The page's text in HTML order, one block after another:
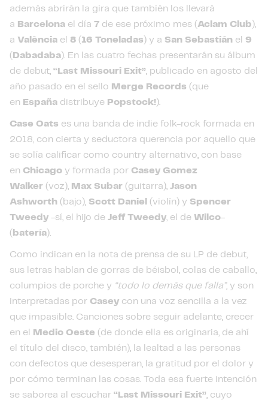
además abrirán la gira que también los llevará
a Barcelona el día 7 de ese próximo mes ( Aclam Club ),
a València el 8 ( 16 Toneladas ) y a San Sebastián el 9
( Dabadaba). En las cuatro fechas presentarán su álbum
de debut, “Last Missouri Exit”, publicado en agosto del
año pasado en el sello Merge Records (que
en España distribuye Popstock! ).
Case Oats es una banda de indie folk-rock formada en
2018, con cierta y seductora querencia por aquello que
se solía calificar como country alternativo, con base
en Chicago y formada por Casey Gomez
Walker (voz), Max Subar (guitarra), Jason
Ashworth (bajo), Scott Daniel (violín) y Spencer
Tweedy -sí, el hijo de Jeff Tweedy, el de Wilco-
( batería).
Como indican en la nota de prensa de su LP de debut,
sus letras hablan de gorras de béisbol, colas de caballo,
columpios de porche y “todo lo demás que falla”, y son
interpretadas por Casey con una voz sencilla a la vez
que impasible. Canciones sobre seguir adelante, crecer
en el
Medio Oeste (de donde ella es originaria, de ahí
el título del disco, también), la lealtad a las personas
con defectos que desesperan, la gratitud por el dolor y
por cómo terminan las cosas. Toda esa fuerte intención
se saborea al escuchar “Last Missouri Exit”, cuyo